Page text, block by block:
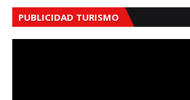
PUBLICIDAD TURISMO